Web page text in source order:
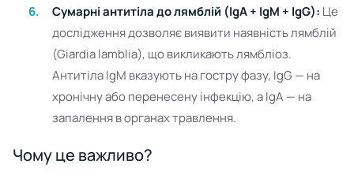
Сумарні антитіла до лямблій (IgA + IgM + IgG): Це
дослідження дозволяє виявити наявність лямблій
(Giardia lamblia), що викликають лямбліоз.
Антитіла IgM вказують на гостру фазу, IgG — на
хронічну або перенесену інфекцію, а IgA — на
запалення в органах травлення.
Чому це важливо?